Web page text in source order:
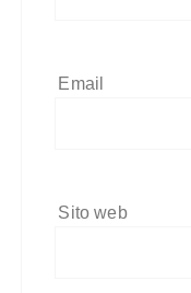
Email
Sito web